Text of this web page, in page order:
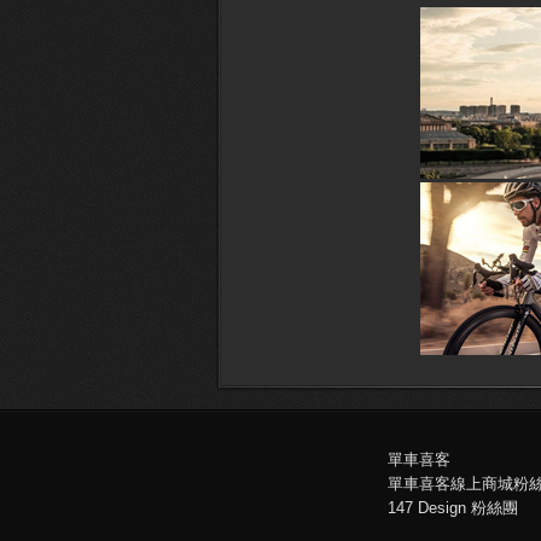
單車喜客
單車喜客線上商城粉
147 Design 粉絲團